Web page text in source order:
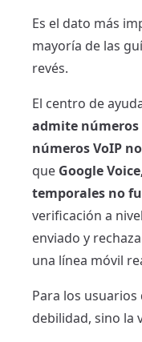
Es el dato más
mayoría de las
revés.
El centro de
admite números
números VoIP
que Google
temporales no
verificación a
enviado y
una línea móvil
Para los usuarios
debilidad, sino la